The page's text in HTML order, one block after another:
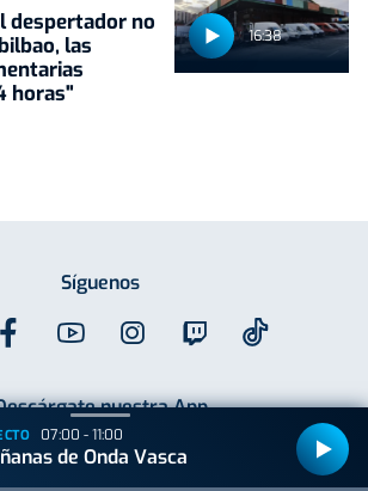
16:38
despertador no
las
horas"
Síguenos
nuestra App
07:00 - 11:00
de Onda Vasca